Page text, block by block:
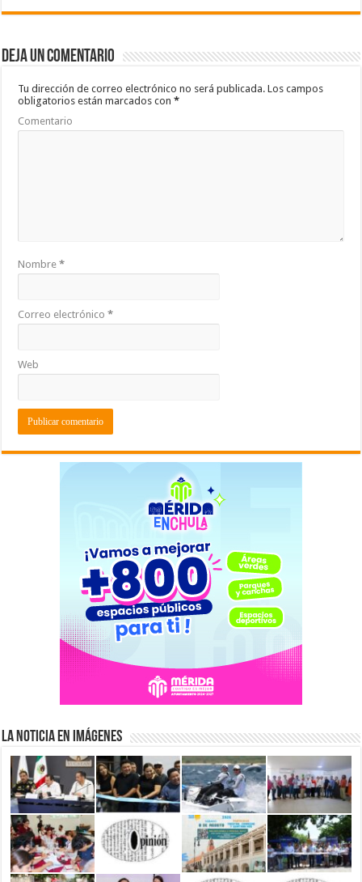
e
b
o
o
k
tt
er
at
sA
p
p
m
ar
ti
Deja un comentario
Tu dirección de correo electrónico no será publicada. Los campos
obligatorios están marcados con*
Comentario
Nombre*
Correo electrónico*
Web
La Noticia en Imágenes